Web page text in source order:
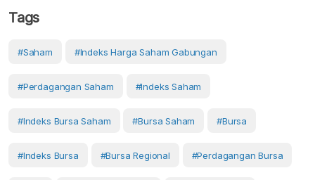
Tags
#Saham #Indeks Harga Saham Gabungan
#Perdagangan Saham #Indeks Saham
#Indeks Bursa Saham #Bursa Saham #Bursa
#Indeks Bursa #Bursa Regional #Perdagangan Bursa